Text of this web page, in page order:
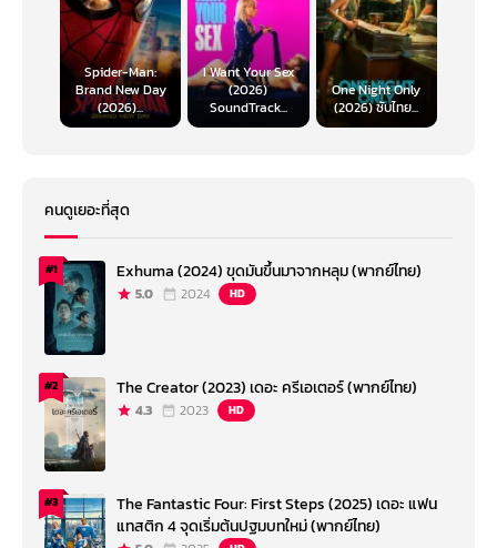
Spider-Man:
Brand New Day
(2026)...
I Want Your Sex
(2026)
SoundTrack...
One Night Only
(2026) ซับไทย...
คนดูเยอะที่สุด
#1 Exhuma (2024) ขุดมันขึ้นมาจากหลุม (พากย์ไทย)
5.0 2024 HD
#2 The Creator (2023) เดอะ ครีเอเตอร์ (พากย์ไทย)
4.3 2023 HD
#3
The Fantastic Four: First Steps (2025) เดอะ แฟน
แทสติก 4 จุดเริ่มต้นปฐมบทใหม่ (พากย์ไทย)